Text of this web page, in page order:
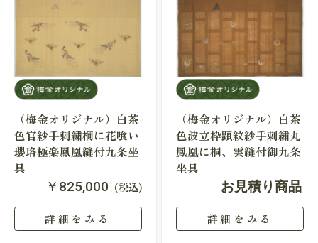
（梅金オリジナル）白茶
色官紗手刺繍桐に花喰い
瓔珞極楽鳳凰縫付九条坐
具
￥825,000 (税込)
詳細をみる
（梅金オリジナル）白茶
色波立枠顕紋紗手刺繍丸
鳳凰に桐、雲縫付御九条
坐具
お見積り商品
詳細をみる